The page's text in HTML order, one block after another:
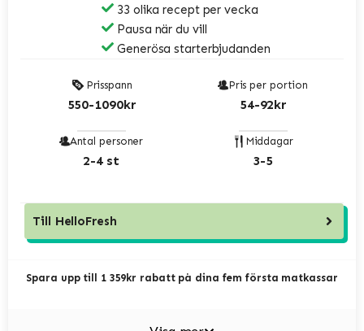
33 olika recept per vecka
Pausa när du vill
Generösa starterbjudanden
Prisspann
550-1090kr
Pris per portion
54-92kr
Antal personer
2-4 st
Middagar
3-5
Till HelloFresh
Spara upp till 1 359kr rabatt på dina fem första matkassar